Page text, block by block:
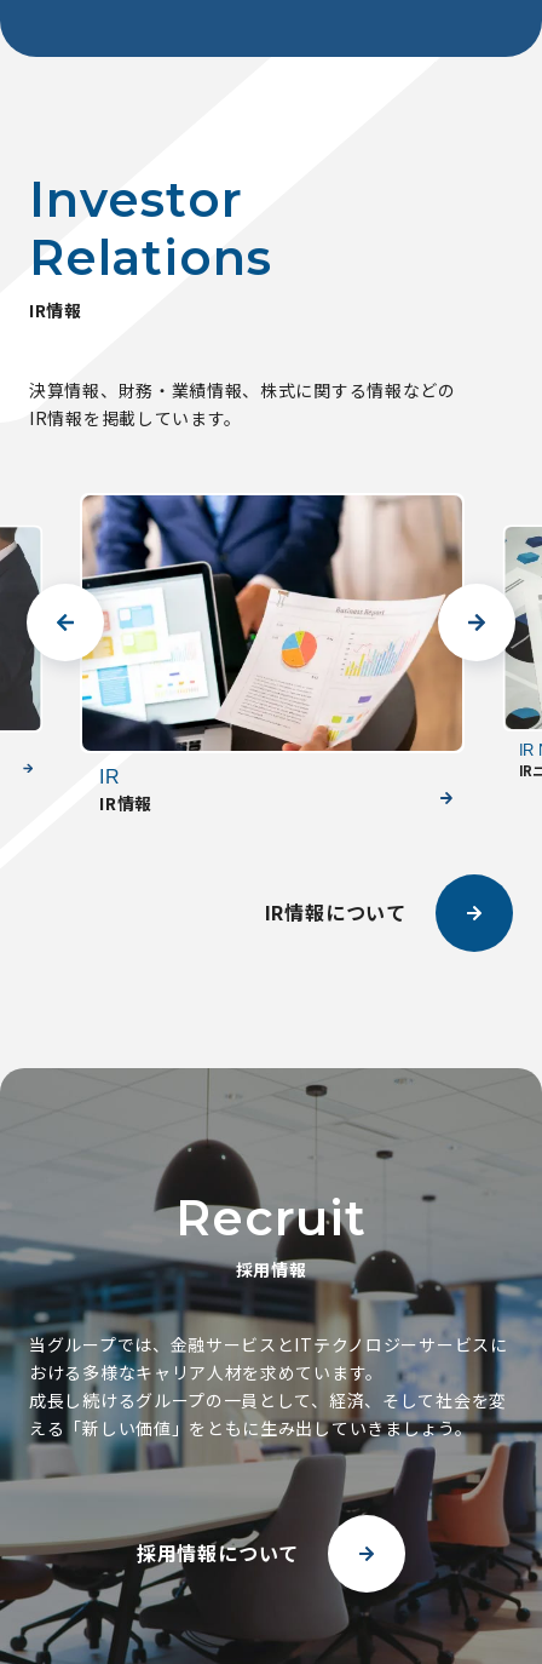
Investor
Relations
IR情報
決算情報、財務・業績情報、株式に関する情報などの
IR情報を掲載しています。
IR
IR情報
IR
IR
IR情報について
Recruit
採用情報
当グループでは、金融サービスとITテクノロジーサービスに
おける多様なキャリア人材を求めています。
成長し続けるグループの一員として、経済、そして社会を変
える「新しい価値」をともに生み出していきましょう。
採用情報について